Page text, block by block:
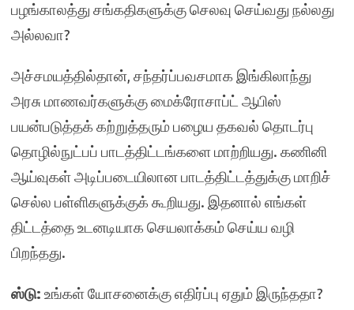
பழங்காலத்து சங்கதிகளுக்கு செலவு செய்வது நல்லது
அல்லவா?
அச்சமயத்தில்தான், சந்தர்ப்பவசமாக இங்கிலாந்து
அரசு மாணவர்களுக்கு மைக்ரோசாப்ட் ஆபிஸ்
பயன்படுத்தக் கற்றுத்தரும் பழைய தகவல் தொடர்பு
தொழில்நுட்பப் பாடத்திட்டங்களை மாற்றியது. கணினி
ஆய்வுகள் அடிப்படையிலான பாடத்திட்டத்துக்கு மாறிச்
செல்ல பள்ளிகளுக்குக் கூறியது. இதனால் எங்கள்
திட்டத்தை உடனடியாக செயலாக்கம் செய்ய வழி
பிறந்தது.
ஸ்டு: உங்கள் யோசனைக்கு எதிர்ப்பு ஏதும் இருந்ததா?